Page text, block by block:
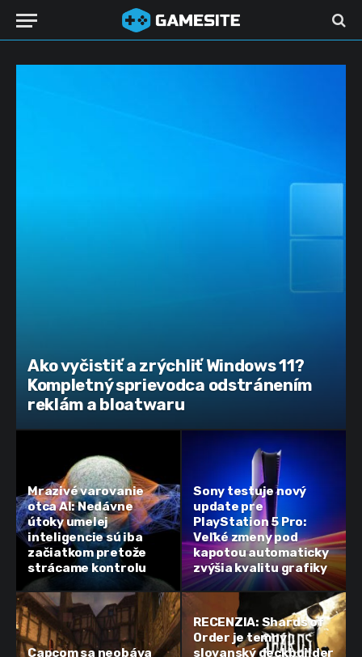
Ako vyčistiť a zrýchliť Windows 11?
Kompletný sprievodca odstránením
reklám a bloatwaru
Mrazivé varovanie
otca AI: Nedávne
útoky umelej
inteligencie sú iba
začiatkom pretože
strácame kontrolu
Sony testuje nový
update pre
PlayStation 5 Pro:
Veľké zmeny pod
kapotou automaticky
zvýšia kvalitu grafiky
Capcom sa neobáva
RECENZIA: Shards of
Order je temný
slovanský deckbuilder